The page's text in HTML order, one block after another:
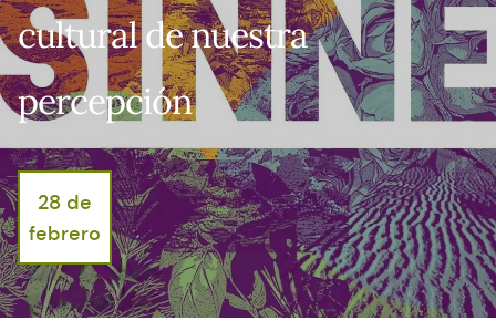
cultural de nuestra
percepción
28 de
febrero